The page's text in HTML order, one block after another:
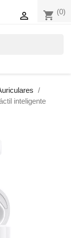
shopping_cart (0)

inteligente